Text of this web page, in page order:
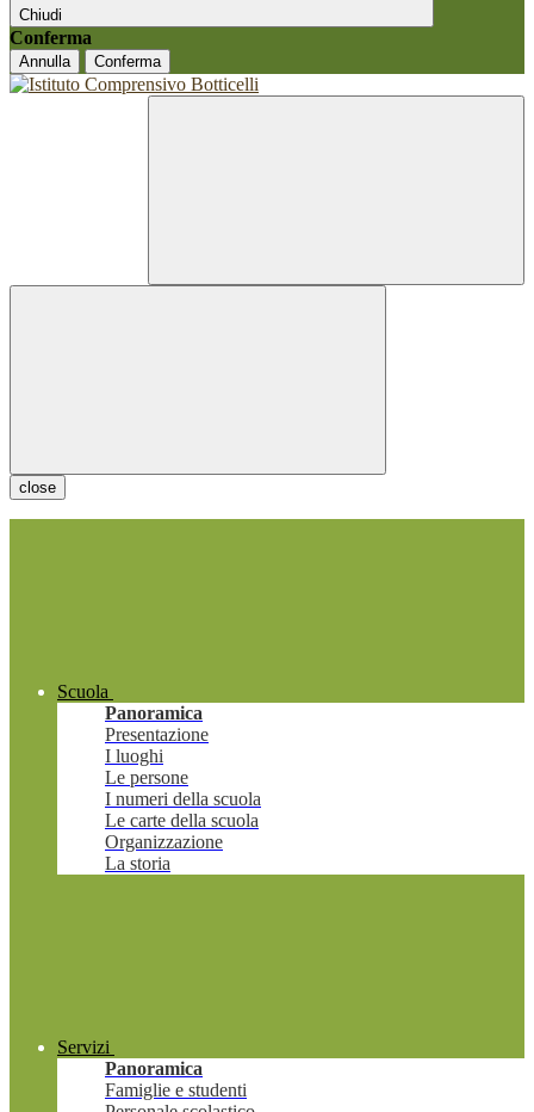
Chiudi
Conferma
Annulla Conferma
close
Scuola
Panoramica
Presentazione
I luoghi
Le persone
I numeri della scuola
Le carte della scuola
Organizzazione
La storia
Servizi
Panoramica
Famiglie e studenti